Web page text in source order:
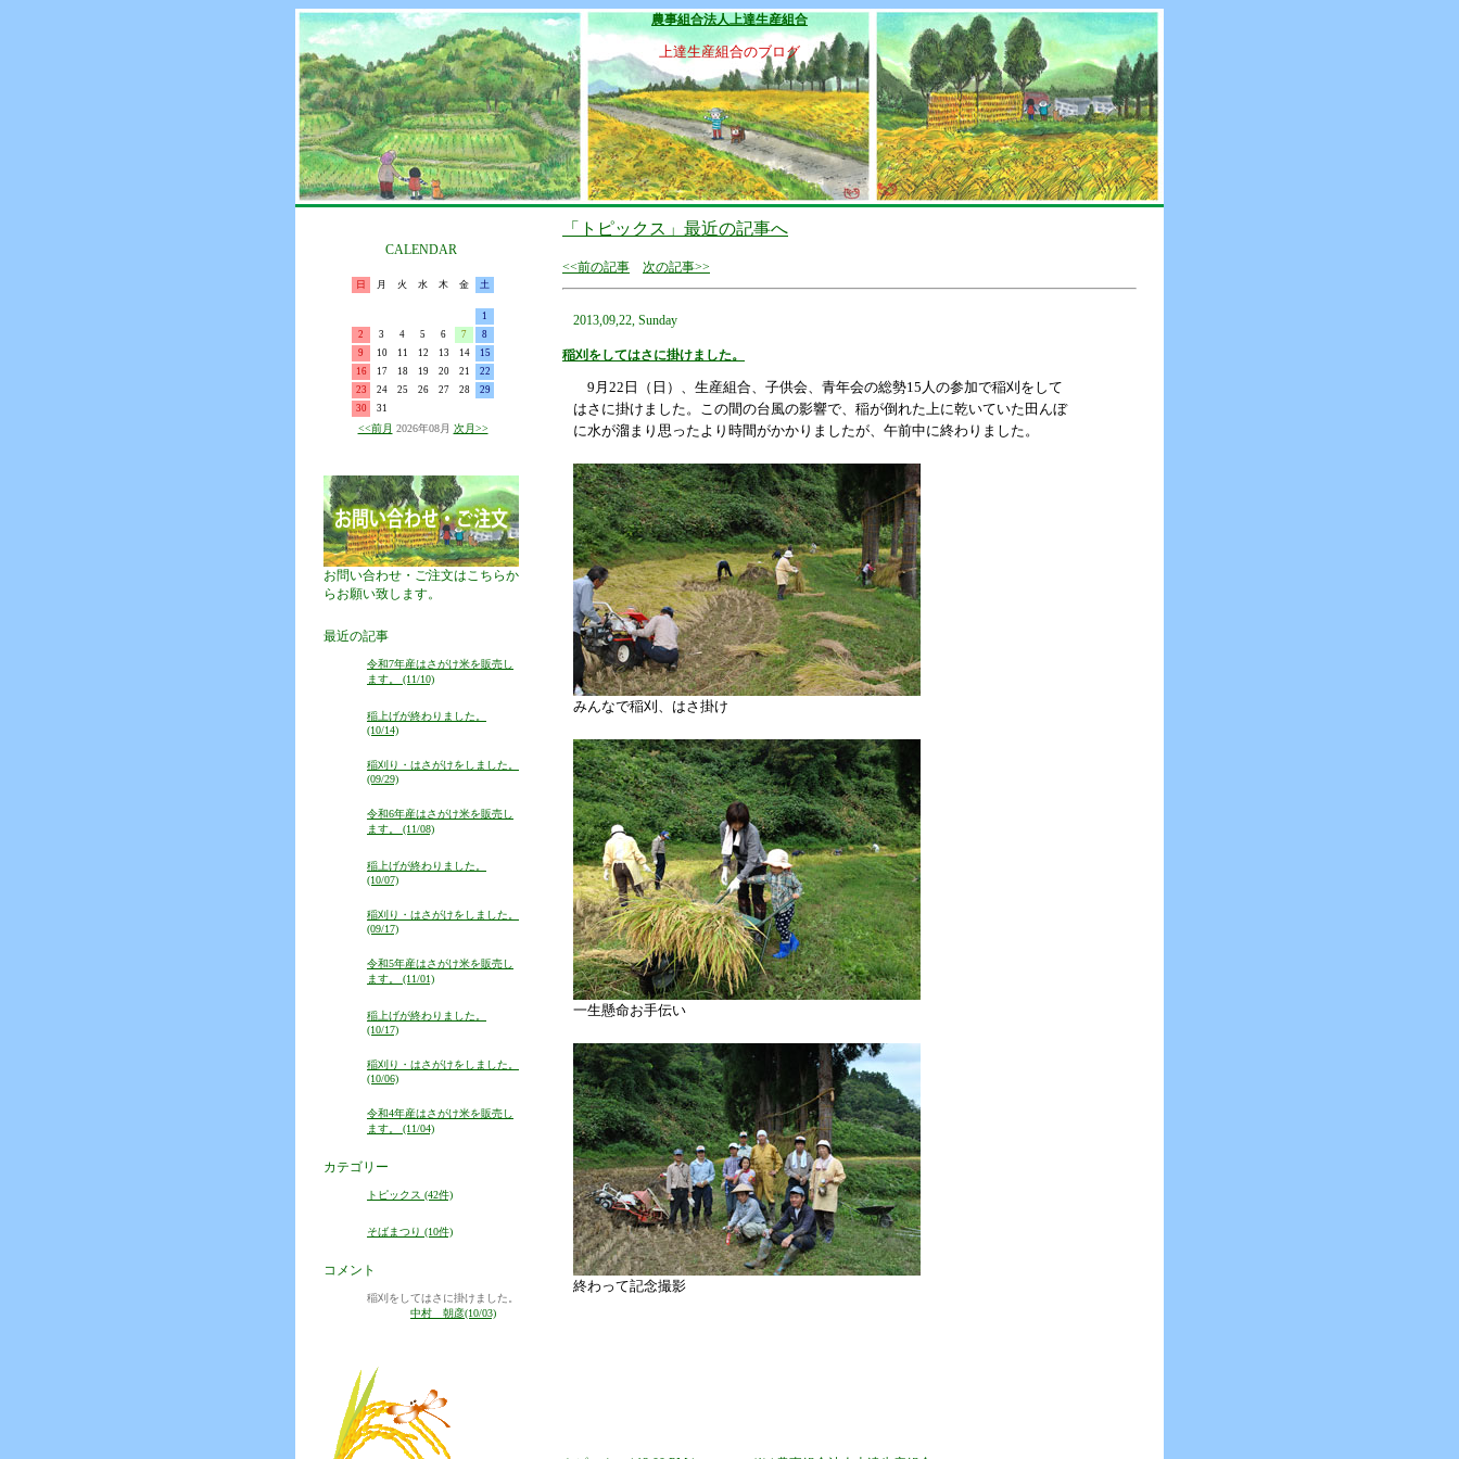
農事組合法人上達生産組合
上達生産組合のブログ
CALENDAR
日 月 火 水 木 金 土
1
2
3 4 5 6 7
8
9
10 11 12 13 14
15
16
17 18 19 20 21
22
23
24 25 26 27 28
29
30
31
<<前月 2026年08月 次月>>
お問い合わせ・ご注文はこちらか
らお願い致します。
最近の記事
令和7年産はさがけ米を販売し
ます。 (11/10)
稲上げが終わりました。
(10/14)
稲刈り・はさがけをしました。
(09/29)
令和6年産はさがけ米を販売し
ます。 (11/08)
稲上げが終わりました。
(10/07)
稲刈り・はさがけをしました。
(09/17)
令和5年産はさがけ米を販売し
ます。 (11/01)
稲上げが終わりました。
(10/17)
稲刈り・はさがけをしました。
(10/06)
令和4年産はさがけ米を販売し
ます。 (11/04)
カテゴリー
トピックス (42件)
そばまつり (10件)
コメント
稲刈をしてはさに掛けました。
中村 朝彦(10/03)
「トピックス」最近の記事へ
<<前の記事 次の記事>>
2013,09,22, Sunday
稲刈をしてはさに掛けました。
9月22日（日）、生産組合、子供会、青年会の総勢15人の参加で稲刈をして
はさに掛けました。この間の台風の影響で、稲が倒れた上に乾いていた田んぼ
に水が溜まり思ったより時間がかかりましたが、午前中に終わりました。
みんなで稲刈、はさ掛け
一生懸命お手伝い
終わって記念撮影